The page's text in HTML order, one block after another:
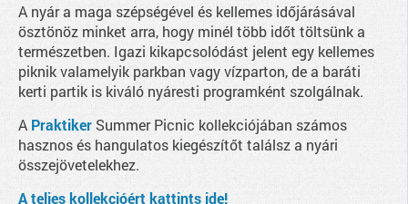
A nyár a maga szépségével és kellemes időjárásával
ösztönöz minket arra, hogy minél több időt töltsünk a
természetben. Igazi kikapcsolódást jelent egy kellemes
piknik valamelyik parkban vagy vízparton, de a baráti
kerti partik is kiváló nyáresti programként szolgálnak.
A Praktiker Summer Picnic kollekciójában számos
hasznos és hangulatos kiegészítőt találsz a nyári
összejövetelekhez.
A teljes kollekcióért kattints ide!